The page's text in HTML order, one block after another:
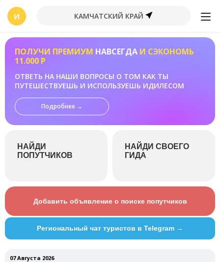
И КАМЧАТСКИЙ КРАЙ
ПОЛУЧИ ПРЕМИУМ НАВСЕГДА И СЭКОНОМЬ
11.000 Р
ОТВЕТЬ НА НАШИ ВОПРОСЫ О ТОМ КАК ТЫ
ПУТЕШЕСТВУЕШЬ И ИСПОЛЬЗУЕШЬ ИДИЛЕСОМ
Подробнее →
НАЙДИ
ПОПУТЧИКОВ
НАЙДИ СВОЕГО
ГИДА
Добавить объявление о поиске попутчиков
Региональный чат туристов в Telegram →
07 Августа 2026